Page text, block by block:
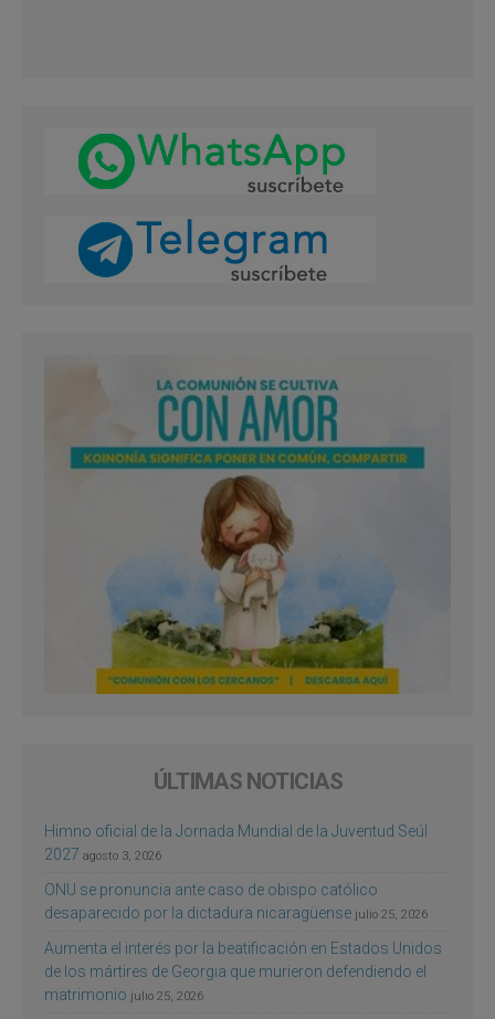
ÚLTIMAS NOTICIAS
Himno oficial de la Jornada Mundial de la Juventud Seúl
2027 agosto 3, 2026
ONU se pronuncia ante caso de obispo católico
desaparecido por la dictadura nicaragüense julio 25, 2026
Aumenta el interés por la beatificación en Estados Unidos
de los mártires de Georgia que murieron defendiendo el
matrimonio julio 25, 2026